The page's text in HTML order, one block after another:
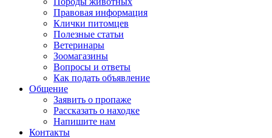
Правовая информация
Клички питомцев
Полезные статьи
Ветеринары
Зоомагазины
Вопросы и ответы
Как подать объявление
Общение
Заявить о пропаже
Рассказать о находке
Напишите нам
Контакты